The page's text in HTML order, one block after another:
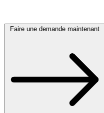
Faire une demande maintenant